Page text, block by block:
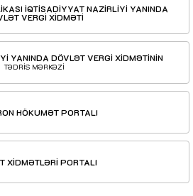
İQTİSADİYYAT NAZİRLİYİ YANINDA
VERGİ XİDMƏTİ
YANINDA DÖVLƏT VERGİ XİDMƏTİNİN
TƏDRİS MƏRKƏZİ
HÖKUMƏT PORTALI
XİDMƏTLƏRİ PORTALI